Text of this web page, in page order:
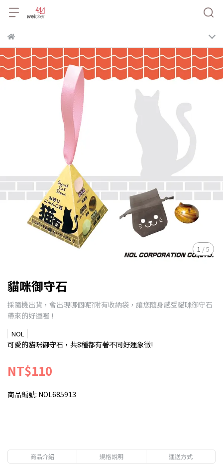
1 /5
貓咪御守石
採隨機出貨，會出現哪個呢?附有收納袋，讓您隨身感受貓咪御守石
帶來的好運喔！
NOL
可愛的貓咪御守石，共8種都有著不同好運象徵!
NT$110
商品編號: NOL685913
商品介紹 規格說明 運送方式